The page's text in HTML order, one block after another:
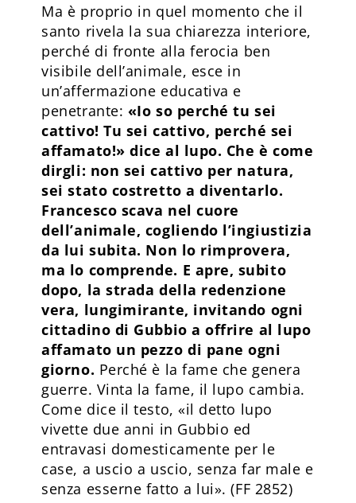
Ma è proprio in quel momento che il
santo rivela la sua chiarezza interiore,
perché di fronte alla ferocia ben
visibile dell’animale, esce in
un’affermazione educativa e
penetrante: «Io so perché tu sei
cattivo! Tu sei cattivo, perché sei
affamato!» dice al lupo. Che è come
dirgli: non sei cattivo per natura,
sei stato costretto a diventarlo.
Francesco scava nel cuore
dell’animale, cogliendo l’ingiustizia
da lui subita. Non lo rimprovera,
ma lo comprende. E apre, subito
dopo, la strada della redenzione
vera, lungimirante, invitando ogni
cittadino di Gubbio a offrire al lupo
affamato un pezzo di pane ogni
giorno. Perché è la fame che genera
guerre. Vinta la fame, il lupo cambia.
Come dice il testo, «il detto lupo
vivette due anni in Gubbio ed
entravasi domesticamente per le
case, a uscio a uscio, senza far male e
senza esserne fatto a lui». (FF 2852)